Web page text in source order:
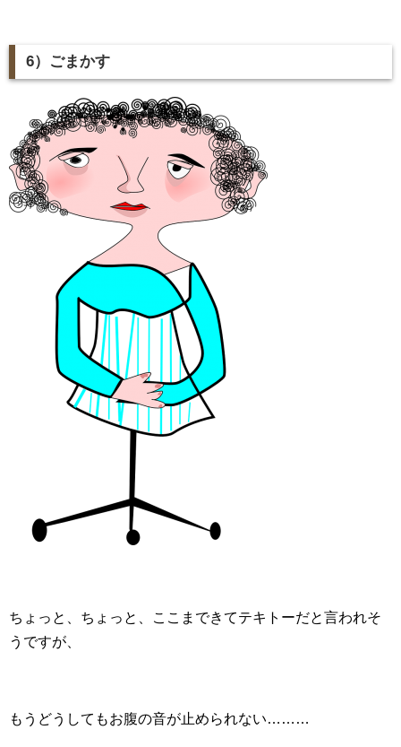
6）ごまかす
ちょっと、ちょっと、ここまできてテキトーだと言われそ
うですが、
もうどうしてもお腹の音が止められない………